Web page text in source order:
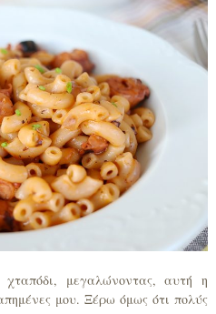
μεγαλώνοντας, αυτή η
μου. Ξέρω όμως ότι πολύς